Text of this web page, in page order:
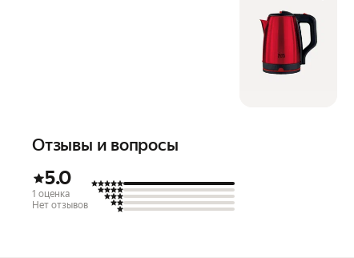
Отзывы и вопросы
5.0
1 оценка
Нет отзывов